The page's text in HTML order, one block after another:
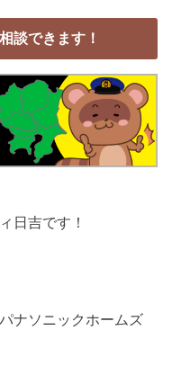
談できます！
日吉です！
ソニックホームズ